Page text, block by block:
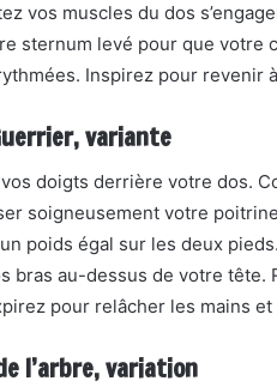
vos muscles du dos
sternum levé pour que
Inspirez pour revenir
variante
doigts derrière votre dos.
soigneusement votre
poids égal sur les deux
bras au-dessus de votre
pour relâcher les mains et
l’arbre, variation